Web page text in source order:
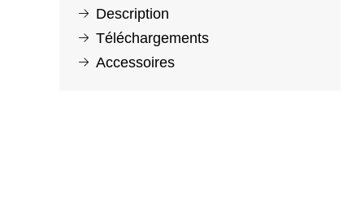
Description
Téléchargements
Accessoires